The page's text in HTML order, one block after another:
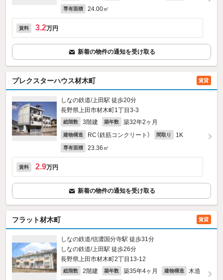
専有面積 24.00㎡
賃料 3.2万円
新着の物件の通知を受け取る
プレクスターハウス材木町 賃貸
しなの鉄道/上田駅 徒歩20分
長野県上田市材木町1丁目3-3
総階数 3階建 築年数 築32年2ヶ月
建物構造 RC（鉄筋コンクリート） 間取り 1K
専有面積 23.36㎡
賃料 2.9万円
新着の物件の通知を受け取る
フラット材木町 賃貸
しなの鉄道/信濃国分寺駅 徒歩31分
しなの鉄道/上田駅 徒歩26分
長野県上田市材木町2丁目13-12
総階数 2階建 築年数 築35年4ヶ月 建物構造 木造